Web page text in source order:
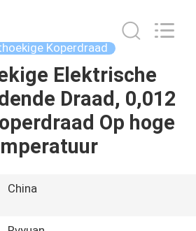
Koperdraad
Elektrische
Draad, 0,012
Op hoge
China